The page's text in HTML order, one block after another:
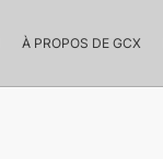
À PROPOS DE GCX